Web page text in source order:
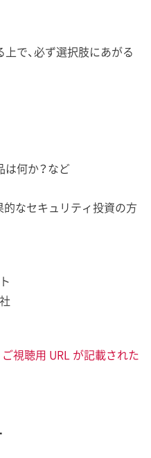
で、必ず選択肢にあがる
何か？など
なセキュリティ投資の方
視聴用 URL が記載された